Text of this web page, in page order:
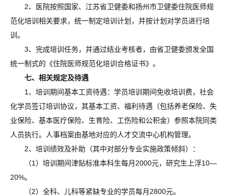
2、医院按照国家、江苏省卫健委和扬州市卫健委住院医师规
范化培训相关要求，统一制定培训计划，并按计划对学员进行培
训。
3、完成培训任务，并通过结业考核者，由省卫健委颁发全国
统一制式的《住院医师规范化培训合格证书》。
七、相关规定及待遇
1、培训期间基本工资待遇：学员培训期间免收培训费，社会
化学员签订培训协议，其基本工资、福利待遇（包括养老保险、失
业保险、基本医疗保险、生育险、工伤险和公积金）参照本院同类
人员执行。人事档案由基地对应的人才交流中心机构管理。
2、培训绩效及补助（其中对部分专业实施政策倾斜）：
（1）培训期间津贴标准本科生每月2000元，研究生上浮10—
20%。
（2）全科、儿科等紧缺专业的学员每月2800元。